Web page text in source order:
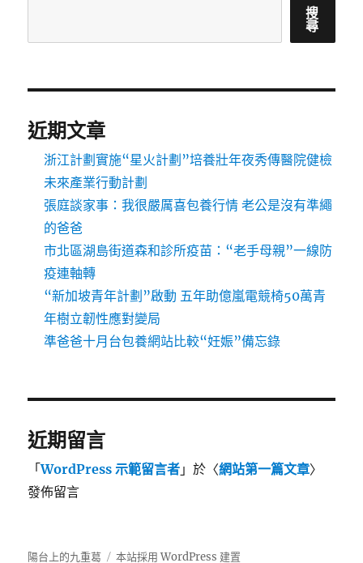
搜
尋
近期文章
浙江計劃實施“星火計劃”培養壯年夜秀傳醫院健檢
未來產業行動計劃
張庭談家事：我很嚴厲喜包養行情 老公是沒有準繩
的爸爸
市北區湖島街道森和診所疫苗：“老手母親”一線防
疫連軸轉
“新加坡青年計劃”啟動 五年助億嵐電競椅50萬青
年樹立韌性應對變局
準爸爸十月台包養網站比較“妊娠”備忘錄
近期留言
「WordPress 示範留言者 」於〈網站第一篇文章〉
發佈留言
陽台上的九重葛 本站採用 WordPress 建置